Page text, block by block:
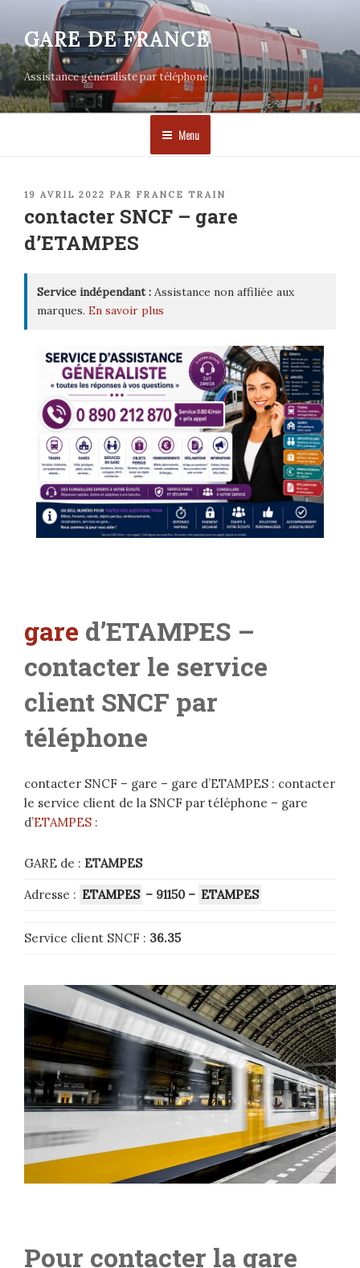
contenu
principal
GARE DE FRANCE
Assistance généraliste par téléphone
Menu
PUBLIÉ
19 AVRIL 2022 PAR FRANCE TRAIN
contacter SNCF – gare
d’ETAMPES
Service indépendant : Assistance non affiliée aux
marques. En savoir plus
gare d’ETAMPES –
contacter le service
client SNCF par
téléphone
contacter SNCF – gare – gare d’ETAMPES : contacter
le service client de la SNCF par téléphone – gare
d’ETAMPES :
GARE de : ETAMPES
Adresse : ETAMPES – 91150 – ETAMPES
Service client SNCF : 36.35
Pour contacter la gare